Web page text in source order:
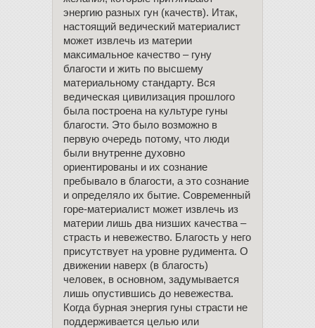
энергию разных гун (качеств). Итак,
настоящий ведический материалист
может извлечь из материи
максимальное качество – гуну
благости и жить по высшему
материальному стандарту. Вся
ведическая цивилизация прошлого
была построена на культуре гуны
благости. Это было возможно в
первую очередь потому, что люди
были внутренне духовно
ориентированы и их сознание
пребывало в благости, а это сознание
и определяло их бытие. Современный
горе-материалист может извлечь из
материи лишь два низших качества –
страсть и невежество. Благость у него
присутствует на уровне рудимента. О
движении наверх (в благость)
человек, в основном, задумывается
лишь опустившись до невежества.
Когда бурная энергия гуны страсти не
поддерживается целью или